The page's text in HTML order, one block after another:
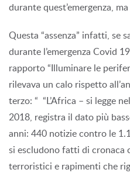
durante quest’emergenza,
Questa “assenza” infatti, se
durante l’emergenza Covid
rapporto “Illuminare le
rilevava un calo rispetto
terzo: “ “L’Africa – si legge
2018, registra il dato più
anni: 440 notizie contro le
si escludono fatti di cronaca
terroristici e rapimenti che